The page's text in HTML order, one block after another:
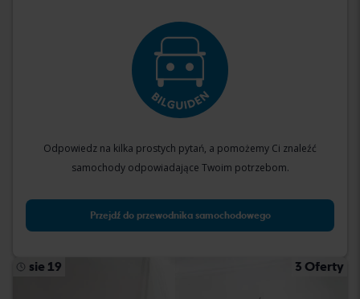
Odpowiedz na kilka prostych pytań, a pomożemy Ci znaleźć
samochody odpowiadające Twoim potrzebom.
Przejdź do przewodnika samochodowego
sie 19 3 Oferty